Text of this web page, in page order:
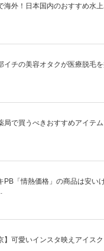
海外！日本国内のおすすめ水
イチの美容オタクが医療脱毛
局で買うべきおすすめアイテ
PB「情熱価格」の商品は安い
】可愛いインスタ映えアイス